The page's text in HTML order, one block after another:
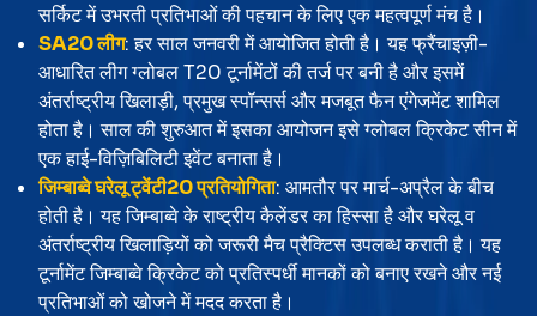
सर्किट में उभरती प्रतिभाओं की पहचान के लिए एक महत्वपूर्ण मंच है।
SA20 लीग: हर साल जनवरी में आयोजित होती है। यह फ्रैंचाइज़ी-
आधारित लीग ग्लोबल T20 टूर्नामेंटों की तर्ज पर बनी है और इसमें
अंतर्राष्ट्रीय खिलाड़ी, प्रमुख स्पॉन्सर्स और मजबूत फैन एंगेजमेंट शामिल
होता है। साल की शुरुआत में इसका आयोजन इसे ग्लोबल क्रिकेट सीन में
एक हाई-विज़िबिलिटी इवेंट बनाता है।
जिम्बाब्वे घरेलू ट्वेंटी20 प्रतियोगिता: आमतौर पर मार्च-अप्रैल के बीच
होती है। यह जिम्बाब्वे के राष्ट्रीय कैलेंडर का हिस्सा है और घरेलू व
अंतर्राष्ट्रीय खिलाड़ियों को जरूरी मैच प्रैक्टिस उपलब्ध कराती है। यह
टूर्नामेंट जिम्बाब्वे क्रिकेट को प्रतिस्पर्धी मानकों को बनाए रखने और नई
प्रतिभाओं को खोजने में मदद करता है।